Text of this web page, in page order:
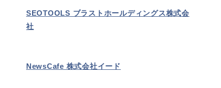
SEOTOOLS ブラストホールディングス株式会
社
NewsCafe 株式会社イード